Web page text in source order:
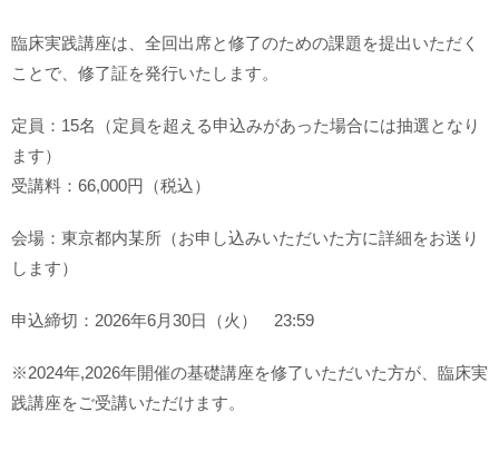
臨床実践講座は、全回出席と修了のための課題を提出いただく
ことで、修了証を発行いたします。
定員：15名（定員を超える申込みがあった場合には抽選となり
ます）
受講料：66,000円（税込）
会場：東京都内某所（お申し込みいただいた方に詳細をお送り
します）
申込締切：2026年6月30日（火） 23:59
※2024年,2026年開催の基礎講座を修了いただいた方が、臨床実
践講座をご受講いただけます。